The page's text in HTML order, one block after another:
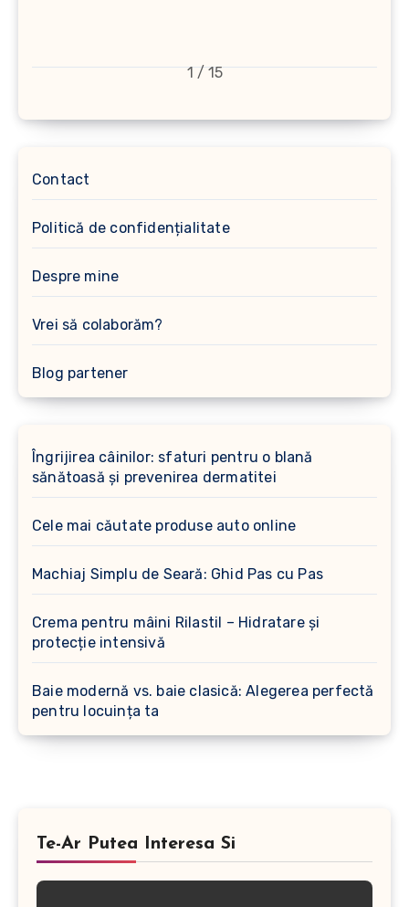
1 / 15
Contact
Politică de confidențialitate
Despre mine
Vrei să colaborăm?
Blog partener
Îngrijirea câinilor: sfaturi pentru o blană
sănătoasă și prevenirea dermatitei
Cele mai căutate produse auto online
Machiaj Simplu de Seară: Ghid Pas cu Pas
Crema pentru mâini Rilastil – Hidratare și
protecție intensivă
Baie modernă vs. baie clasică: Alegerea perfectă
pentru locuința ta
Te-Ar Putea Interesa Si